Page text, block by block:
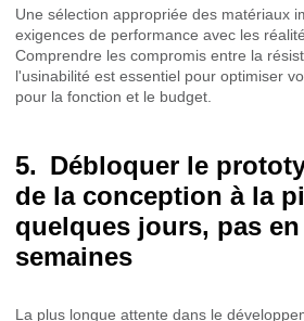
Une sélection appropriée des matériaux
exigences de performance avec les
Comprendre les compromis entre la
l'usinabilité est essentiel pour optimiser
pour la fonction et le budget.
Débloquer le
de la conception à la
quelques jours, pas
semaines
La plus longue attente dans le